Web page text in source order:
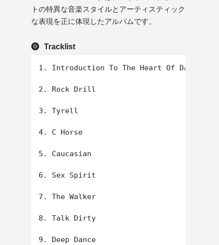
トの特異な音楽スタイルとアーティスティック
な表現を正に体現したアルバムです。
Tracklist
1. Introduction To The Heart Of Darkness
2. Rock Drill
3. Tyrell
4. C Horse
5. Caucasian
6. Sex Spirit
7. The Walker
8. Talk Dirty
9. Deep Dance